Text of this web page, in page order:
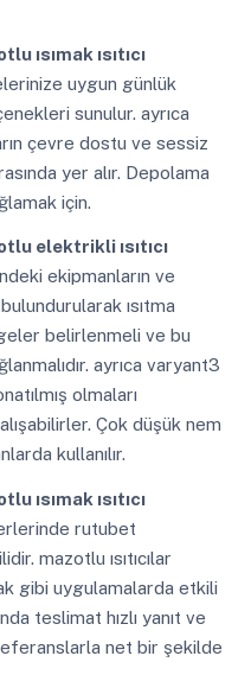
ısımak ısıtıcı
uygun günlük
sunulur. ayrıca
çevre dostu ve sessiz
yer alır. Depolama
için.
elektrikli ısıtıcı
ekipmanların ve
ısıtma
belirlenmeli ve bu
ayrıca varyant3
olmaları
Çok düşük nem
kullanılır.
ısımak ısıtıcı
rutubet
mazotlu ısıtıcılar
gibi uygulamalarda etkili
teslimat hızlı yanıt ve
net bir şekilde